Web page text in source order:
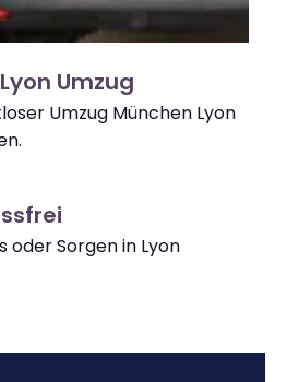
Umzug
Umzug München Lyon
oder Sorgen in Lyon